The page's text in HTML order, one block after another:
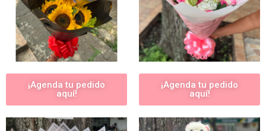
¡Agenda tu pedido
aquí!
¡Agenda tu pedido
aquí!